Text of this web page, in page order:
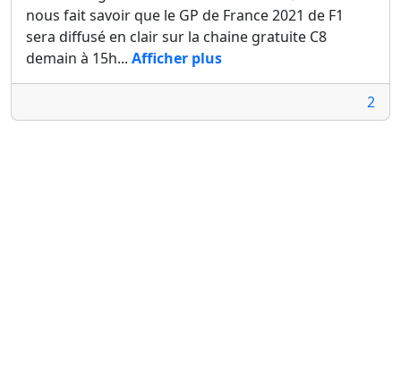
nous fait savoir que le GP de France 2021 de F1
sera diffusé en clair sur la chaine gratuite C8
demain à 15h... Afficher plus
2